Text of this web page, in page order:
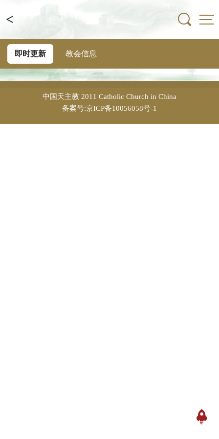
<
即时更新 教会信息
中国天主教 2011 Catholic Church in China
备案号:京ICP备10056058号-1